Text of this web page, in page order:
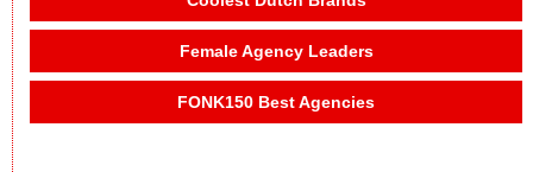
Female Agency Leaders
FONK150 Best Agencies